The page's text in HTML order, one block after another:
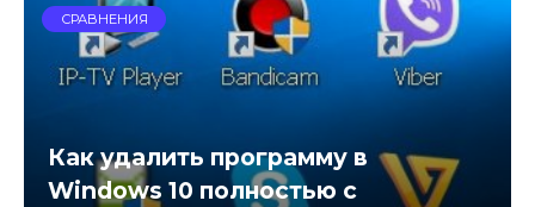
СРАВНЕНИЯ
Как удалить программу в
Windows 10 полностью с